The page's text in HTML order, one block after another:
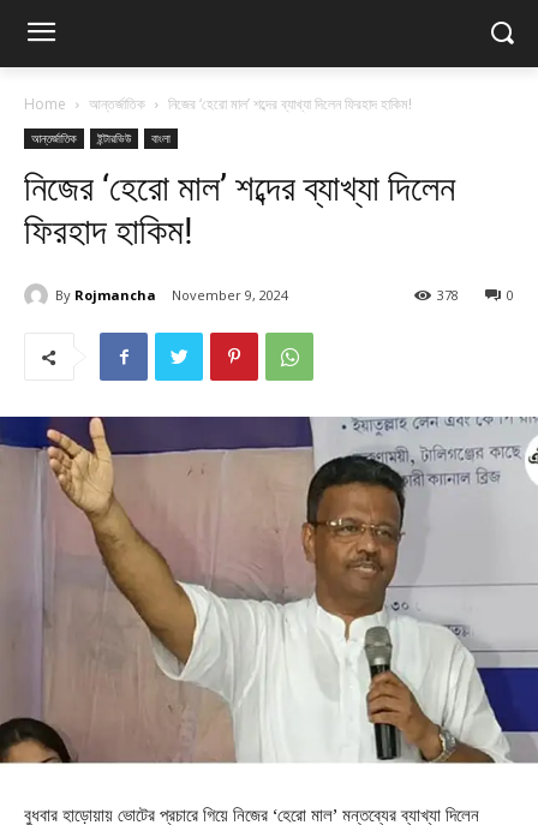
Home আন্তর্জাতিক নিজের ‘হেরো মাল’ শব্দের ব্যাখ্যা দিলেন ফিরহাদ হাকিম!
আন্তর্জাতিক ইন্টারভিউ বাংলা
নিজের ‘হেরো মাল’ শব্দের ব্যাখ্যা দিলেন
ফিরহাদ হাকিম!
By Rojmancha November 9, 2024 0
378
বুধবার হাড়োয়ায় ভোটের প্রচারে গিয়ে নিজের ‘হেরো মাল’ মন্তব্যের ব্যাখ্যা দিলেন